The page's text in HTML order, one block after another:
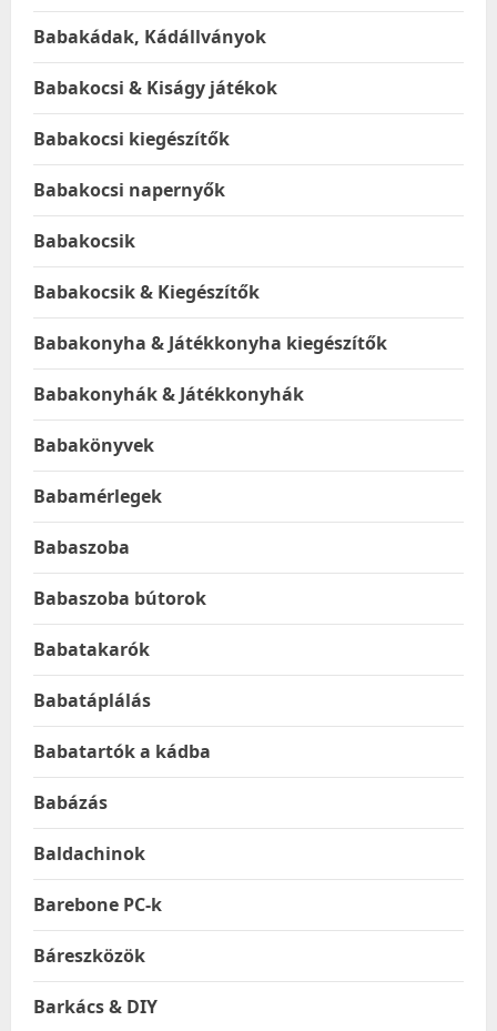
Babakádak, Kádállványok
Babakocsi & Kiságy játékok
Babakocsi kiegészítők
Babakocsi napernyők
Babakocsik
Babakocsik & Kiegészítők
Babakonyha & Játékkonyha kiegészítők
Babakonyhák & Játékkonyhák
Babakönyvek
Babamérlegek
Babaszoba
Babaszoba bútorok
Babatakarók
Babatáplálás
Babatartók a kádba
Babázás
Baldachinok
Barebone PC-k
Báreszközök
Barkács & DIY